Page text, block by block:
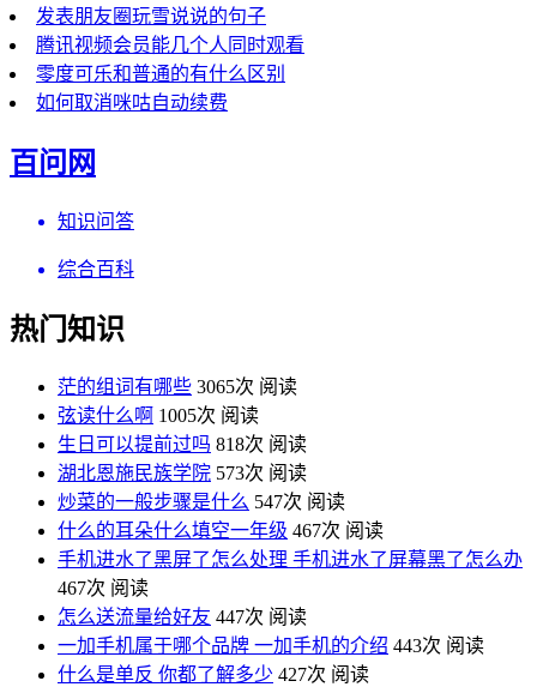
发表朋友圈玩雪说说的句子
腾讯视频会员能几个人同时观看
零度可乐和普通的有什么区别
如何取消咪咕自动续费
百问网
知识问答
综合百科
热门知识
茫的组词有哪些 3065次 阅读
弦读什么啊 1005次 阅读
生日可以提前过吗 818次 阅读
湖北恩施民族学院 573次 阅读
炒菜的一般步骤是什么 547次 阅读
什么的耳朵什么填空一年级 467次 阅读
手机进水了黑屏了怎么处理 手机进水了屏幕黑了怎么办
467次 阅读
怎么送流量给好友 447次 阅读
一加手机属于哪个品牌 一加手机的介绍 443次 阅读
什么是单反 你都了解多少 427次 阅读